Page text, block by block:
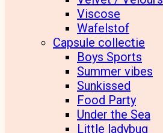
Viscose
Wafelstof
Capsule collectie
Boys Sports
Summer vibes
Sunkissed
Food Party
Under the Sea
Little ladybug